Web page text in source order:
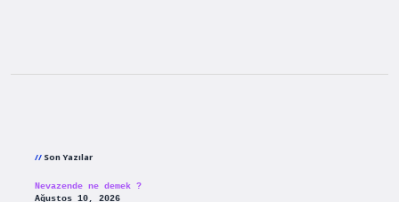
Son Yazılar
Nevazende ne demek ?
Ağustos 10, 2026